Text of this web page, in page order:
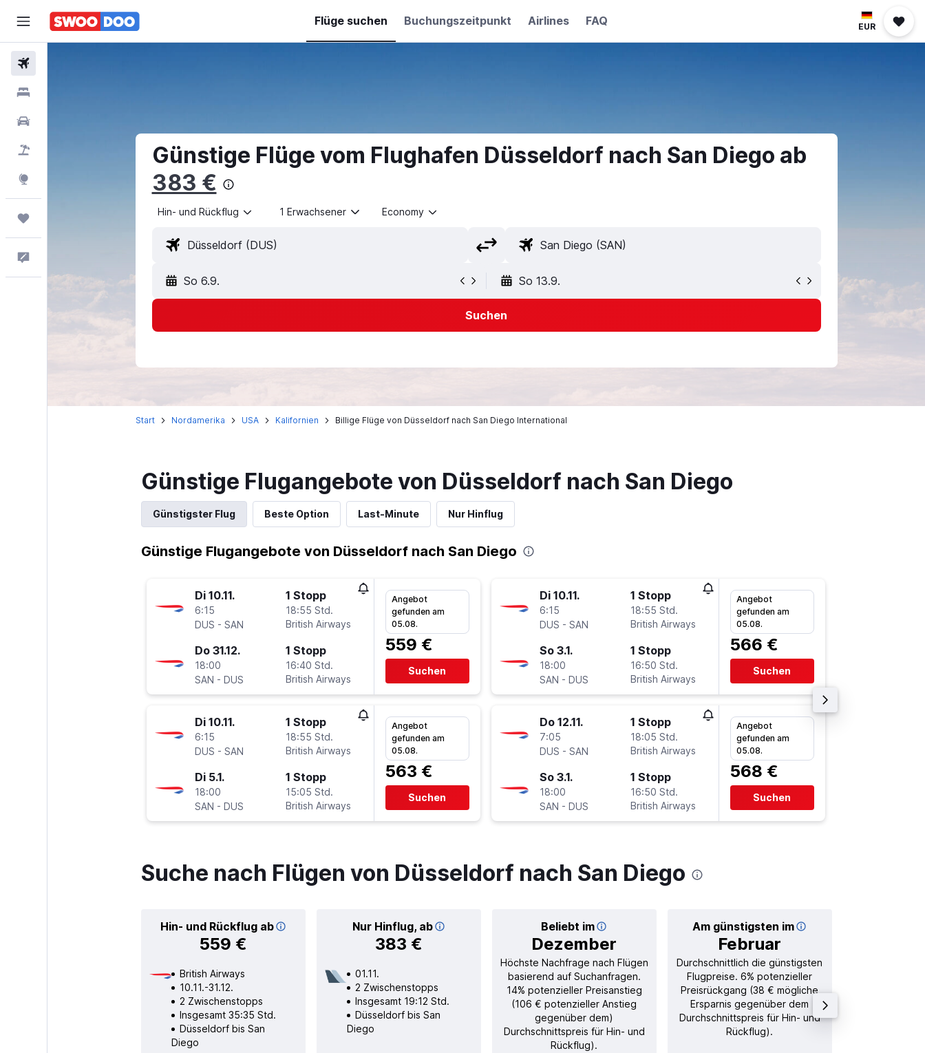
Flüge suchen Buchungszeitpunkt Airlines FAQ EUR
Günstige Flüge vom Flughafen Düsseldorf nach San Diego ab
383 €
Hin- und Rückflug 1 Erwachsener Economy
So 6.9. So 13.9.
Suchen
Start Nordamerika USA Kalifornien Billige Flüge von Düsseldorf nach San Diego International
Günstige Flugangebote von Düsseldorf nach San Diego
Günstigster Flug Beste Option Last-Minute Nur Hinflug
Günstige Flugangebote von Düsseldorf nach San Diego
Di 10.11.
6:15
DUS - SAN
1 Stopp
18:55 Std.
British Airways
Do 31.12.
18:00
SAN - DUS
1 Stopp
16:40 Std.
British Airways
Angebot
gefunden am
05.08.
559 €
Suchen
Di 10.11.
6:15
DUS - SAN
1 Stopp
18:55 Std.
British Airways
Di 5.1.
18:00
SAN - DUS
1 Stopp
15:05 Std.
British Airways
Angebot
gefunden am
05.08.
563 €
Suchen
Di 10.11.
6:15
DUS - SAN
1 Stopp
18:55 Std.
British Airways
So 3.1.
18:00
SAN - DUS
1 Stopp
16:50 Std.
British Airways
Angebot
gefunden am
05.08.
566 €
Suchen
Do 12.11.
7:05
DUS - SAN
1 Stopp
18:05 Std.
British Airways
So 3.1.
18:00
SAN - DUS
1 Stopp
16:50 Std.
British Airways
Angebot
gefunden am
05.08.
568 €
Suchen
Suche nach Flügen von Düsseldorf nach San Diego
Hin- und Rückflug ab
559 €
Nur Hinflug, ab
383 €
Beliebt im
Dezember
Am günstigsten im
Februar
British Airways
10.11.-31.12.
2 Zwischenstopps
Insgesamt 35:35 Std.
Düsseldorf bis San
Diego
01.11.
2 Zwischenstopps
Insgesamt 19:12 Std.
Düsseldorf bis San
Diego
Höchste Nachfrage nach Flügen
basierend auf Suchanfragen.
14% potenzieller Preisanstieg
(106 € potenzieller Anstieg
gegenüber dem)
Durchschnittspreis für Hin- und
Rückflug).
Durchschnittlich die günstigsten
Flugpreise. 6% potenzieller
Preisrückgang (38 € mögliche
Ersparnis gegenüber dem
Durchschnittspreis für Hin- und
Rückflug).